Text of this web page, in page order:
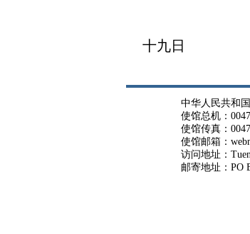
十九日
中华人民共和
使馆总机：
使馆传真：
使馆邮箱：
访问地址：
邮寄地址：PO